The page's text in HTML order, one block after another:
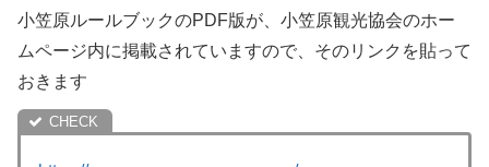
小笠原ルールブックのPDF版が、小笠原観光協会のホー
ムページ内に掲載されていますので、そのリンクを貼って
おきます